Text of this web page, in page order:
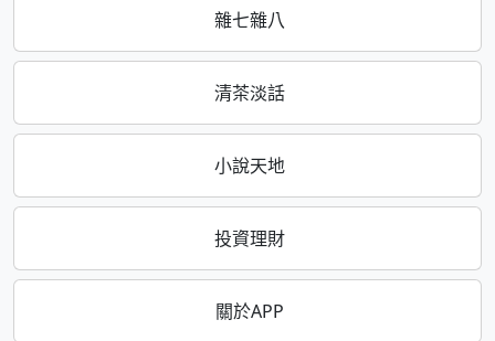
雜七雜八
清茶淡話
小說天地
投資理財
關於APP